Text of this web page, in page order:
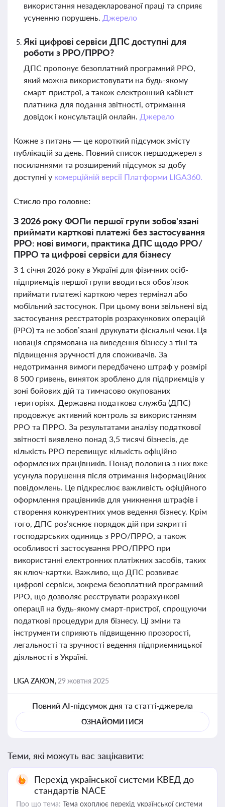
використання незадекларованої праці та сприяє
усуненню порушень. Джерело
Які цифрові сервіси ДПС доступні для
роботи з РРО/ПРРО?
ДПС пропонує безоплатний програмний РРО,
який можна використовувати на будь-якому
смарт-пристрої, а також електронний кабінет
платника для подання звітності, отримання
довідок і консультацій онлайн. Джерело
Кожне з питань — це короткий підсумок змісту
публікацій за день. Повний список першоджерел з
посиланнями та розширений підсумок за добу
доступні у комерційній версії Платформи LIGA360.
Стисло про головне:
З 2026 року ФОПи першої групи зобов'язані
приймати карткові платежі без застосування
РРО: нові вимоги, практика ДПС щодо РРО/
ПРРО та цифрові сервіси для бізнесу
З 1 січня 2026 року в Україні для фізичних осіб-
підприємців першої групи вводиться обов’язок
приймати платежі карткою через термінал або
мобільний застосунок. При цьому вони звільнені від
застосування реєстраторів розрахункових операцій
(РРО) та не зобов’язані друкувати фіскальні чеки. Ця
новація спрямована на виведення бізнесу з тіні та
підвищення зручності для споживачів. За
недотримання вимоги передбачено штраф у розмірі
8 500 гривень, виняток зроблено для підприємців у
зоні бойових дій та тимчасово окупованих
територіях. Державна податкова служба (ДПС)
продовжує активний контроль за використанням
РРО та ПРРО. За результатами аналізу податкової
звітності виявлено понад 3,5 тисячі бізнесів, де
кількість РРО перевищує кількість офіційно
оформлених працівників. Понад половина з них вже
усунула порушення після отримання інформаційних
повідомлень. Це підкреслює важливість офіційного
оформлення працівників для уникнення штрафів і
створення конкурентних умов ведення бізнесу. Крім
того, ДПС роз’яснює порядок дій при закритті
господарських одиниць з РРО/ПРРО, а також
особливості застосування РРО/ПРРО при
використанні електронних платіжних засобів, таких
як ключ-картки. Важливо, що ДПС розвиває
цифрові сервіси, зокрема безоплатний програмний
РРО, що дозволяє реєструвати розрахункові
операції на будь-якому смарт-пристрої, спрощуючи
податкові процедури для бізнесу. Ці зміни та
інструменти сприяють підвищенню прозорості,
легальності та зручності ведення підприємницької
діяльності в Україні.
LIGA ZAKON, 29 жовтня 2025
Повний AI-підсумок дня та статті-джерела
ОЗНАЙОМИТИСЯ
Теми, які можуть вас зацікавити:
Перехід української системи КВЕД до
стандартів NACE
Про що тема: Тема охоплює перехід української системи